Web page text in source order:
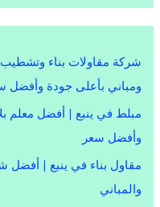
شركة مقاولات بناء وتشطيب
ومباني بأعلى جودة وأفضل
مبلط في ينبع | أفضل معلم
وأفضل سعر
مقاول بناء في ينبع | أفضل
والمباني